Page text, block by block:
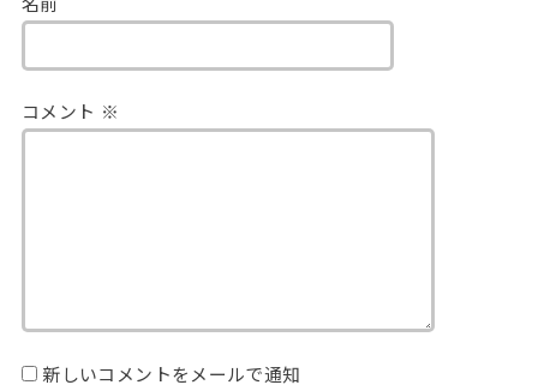
名前
コメント ※
新しいコメントをメールで通知